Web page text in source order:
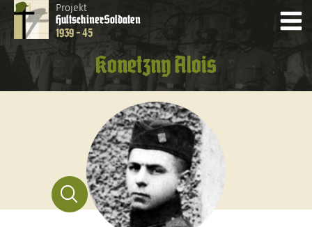
Projekt
HultschinerSoldaten
1939 - 45
Konetzny Alois